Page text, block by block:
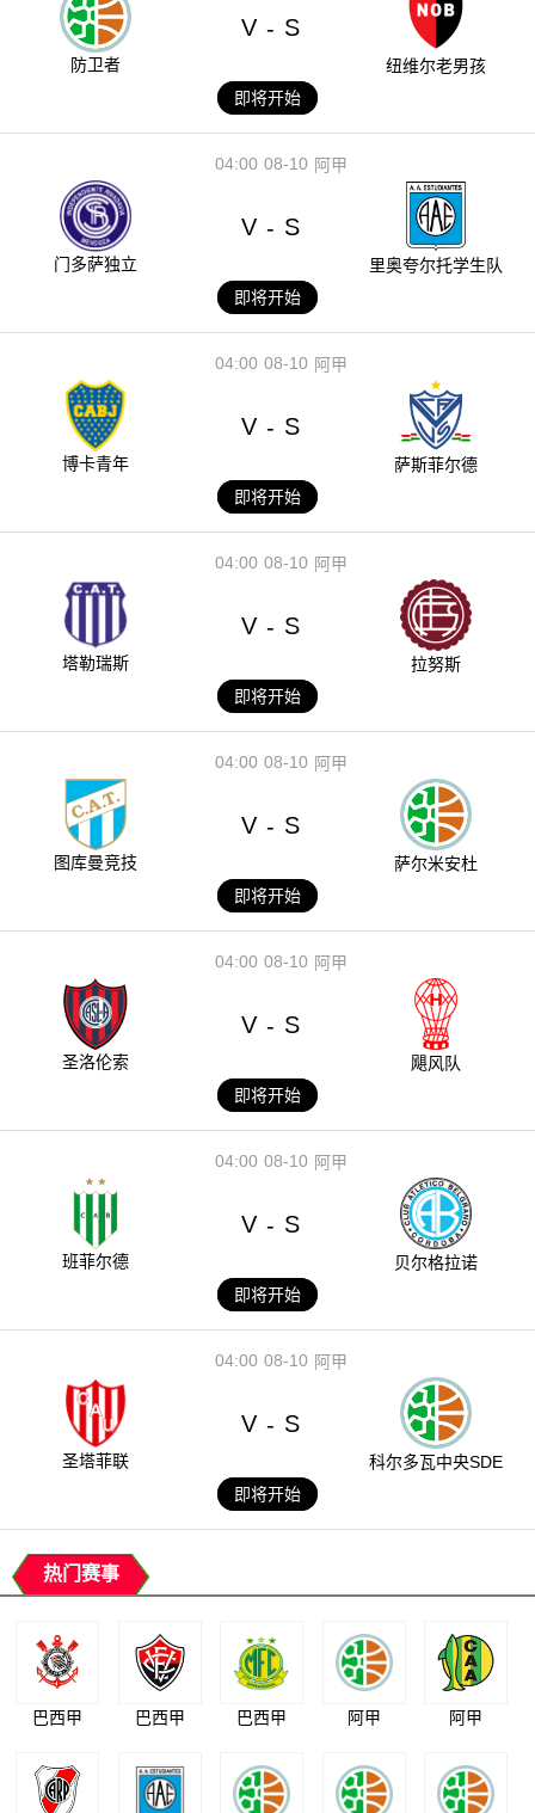
防卫者
V - S
纽维尔老男孩
即将开始
08-10
04:00 阿甲
门多萨独立
V - S
里奥夸尔托学生队
即将开始
08-10
04:00 阿甲
博卡青年
V - S
萨斯菲尔德
即将开始
08-10
04:00 阿甲
塔勒瑞斯
V - S
拉努斯
即将开始
08-10
04:00 阿甲
图库曼竞技
V - S
萨尔米安杜
即将开始
08-10
04:00 阿甲
圣洛伦索
V - S
飓风队
即将开始
08-10
04:00 阿甲
班菲尔德
V - S
贝尔格拉诺
即将开始
08-10
04:00 阿甲
圣塔菲联
V - S
科尔多瓦中央SDE
即将开始
热门赛事
巴西甲 巴西甲 巴西甲 阿甲 阿甲